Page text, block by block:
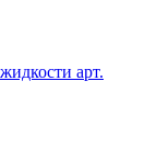
арт.